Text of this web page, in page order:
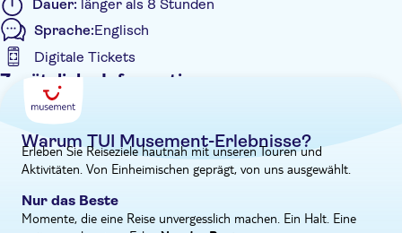
und des Tempels des Zeus. Hier stand einst die Statue des
Zeus, eines der Sieben Weltwunder der Antike. Besichtigen Sie
das faszinierende Archäologische Museum, um seine Sammlung
von Statuen und Bronzen zu sehen. Fahren Sie schließlich in
die Stadt Olympia, wo Sie Zeit zum Mittagessen haben und in
den Souvenirläden stöbern können.
Dauer: länger als 8 Stunden
Sprache:Englisch
Digitale Tickets
Zusätzliche Informationen
Geführte Tour
Sofortbestätigung
Digitale Buchungsbestätigung
Warum TUI Musement-Erlebnisse?
Erleben Sie Reiseziele hautnah mit unseren Touren und
Aktivitäten. Von Einheimischen geprägt, von uns ausgewählt.
Nur das Beste
Momente, die eine Reise unvergesslich machen. Ein Halt. Eine